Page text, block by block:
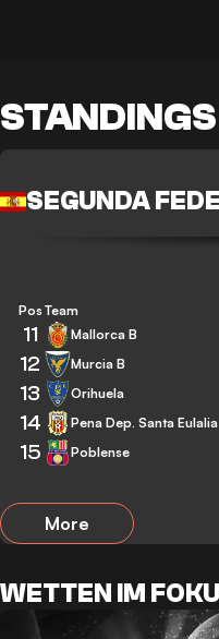
STANDINGS
SEGUNDA
Pos Team
11 Mallorca B
12 Murcia B
13 Orihuela
14 Pena Dep. Santa Eulalia
15 Poblense
More
WETTEN IM